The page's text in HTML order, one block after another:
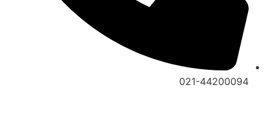
021-44200094